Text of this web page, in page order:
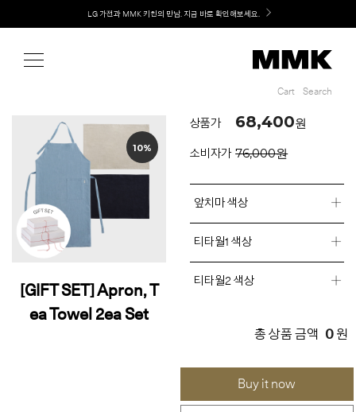
Welcome! 신규 회원가입 시 MMK Shop Coupon (총 60만원) 지급
Cart Search
[GIFT SET] Apron, T
ea Towel 2ea Set
10%
상품가 68,400원
소비자가 76,000원
앞치마 색상
티타월1 색상
티타월2 색상
총 상품 금액 0 원
Buy it now